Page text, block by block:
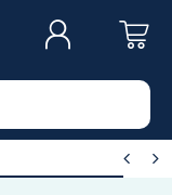
 